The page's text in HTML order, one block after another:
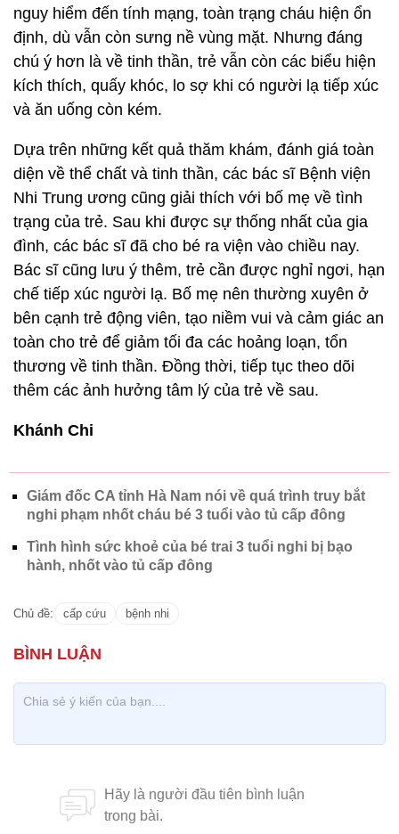
nguy hiểm đến tính mạng, toàn trạng cháu hiện ổn
định, dù vẫn còn sưng nề vùng mặt. Nhưng đáng
chú ý hơn là về tinh thần, trẻ vẫn còn các biểu hiện
kích thích, quấy khóc, lo sợ khi có người lạ tiếp xúc
và ăn uống còn kém.
Dựa trên những kết quả thăm khám, đánh giá toàn
diện về thể chất và tinh thần, các bác sĩ Bệnh viện
Nhi Trung ương cũng giải thích với bố mẹ về tình
trạng của trẻ. Sau khi được sự thống nhất của gia
đình, các bác sĩ đã cho bé ra viện vào chiều nay.
Bác sĩ cũng lưu ý thêm, trẻ cần được nghỉ ngơi, hạn
chế tiếp xúc người lạ. Bố mẹ nên thường xuyên ở
bên cạnh trẻ động viên, tạo niềm vui và cảm giác an
toàn cho trẻ để giảm tối đa các hoảng loạn, tổn
thương về tinh thần. Đồng thời, tiếp tục theo dõi
thêm các ảnh hưởng tâm lý của trẻ về sau.
Khánh Chi
Giám đốc CA tỉnh Hà Nam nói về quá trình truy bắt
nghi phạm nhốt cháu bé 3 tuổi vào tủ cấp đông
Tình hình sức khoẻ của bé trai 3 tuổi nghi bị bạo
hành, nhốt vào tủ cấp đông
Chủ đề: cấp cứu bệnh nhi